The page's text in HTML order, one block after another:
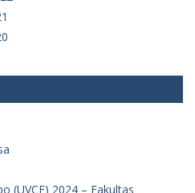
(UVCE) 2024 – Fakultas